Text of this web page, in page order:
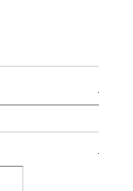
*
*